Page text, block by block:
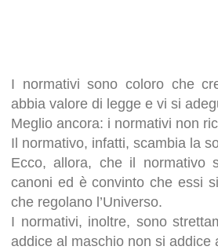
I normativi sono coloro che
abbia valore di legge e vi si
Meglio ancora: i normativi non
Il normativo, infatti, scambia la
Ecco, allora, che il normativo
canoni ed è convinto che essi
che regolano l’Universo.
I normativi, inoltre, sono
addice al maschio non si addice